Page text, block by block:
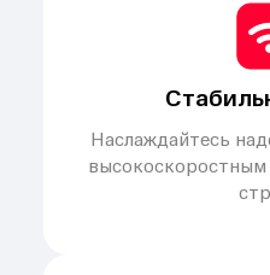
Наслаждайтесь